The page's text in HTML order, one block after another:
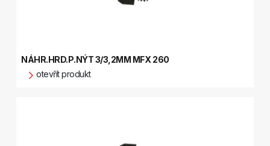
NÁHR.HRD.P.NÝT 3/3,2MM MFX 260
otevřít produkt